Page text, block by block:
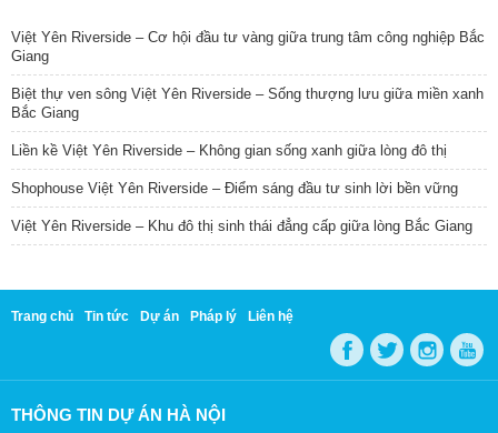
Việt Yên Riverside – Cơ hội đầu tư vàng giữa trung tâm công nghiệp Bắc
Giang
Biệt thự ven sông Việt Yên Riverside – Sống thượng lưu giữa miền xanh
Bắc Giang
Liền kề Việt Yên Riverside – Không gian sống xanh giữa lòng đô thị
Shophouse Việt Yên Riverside – Điểm sáng đầu tư sinh lời bền vững
Việt Yên Riverside – Khu đô thị sinh thái đẳng cấp giữa lòng Bắc Giang
Trang chủ Tin tức Dự án Pháp lý Liên hệ
THÔNG TIN DỰ ÁN HÀ NỘI